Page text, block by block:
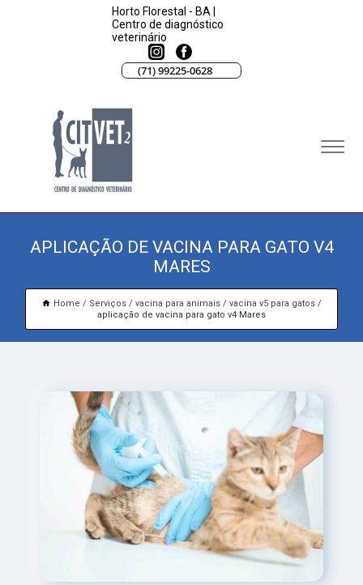
Horto Florestal - BA |
Centro de diagnóstico
veterinário
(71) 99225-0628
APLICAÇÃO DE VACINA PARA GATO V4
MARES
Home Serviços vacina para animais
vacina v5 para gatos
aplicação de vacina para gato v4 Mares